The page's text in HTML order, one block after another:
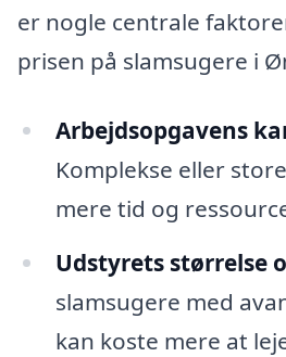
er nogle centrale
prisen på slamsugere i
Arbejdsopgavens
Komplekse eller
mere tid og
Udstyrets størrelse
slamsugere med
kan koste mere at